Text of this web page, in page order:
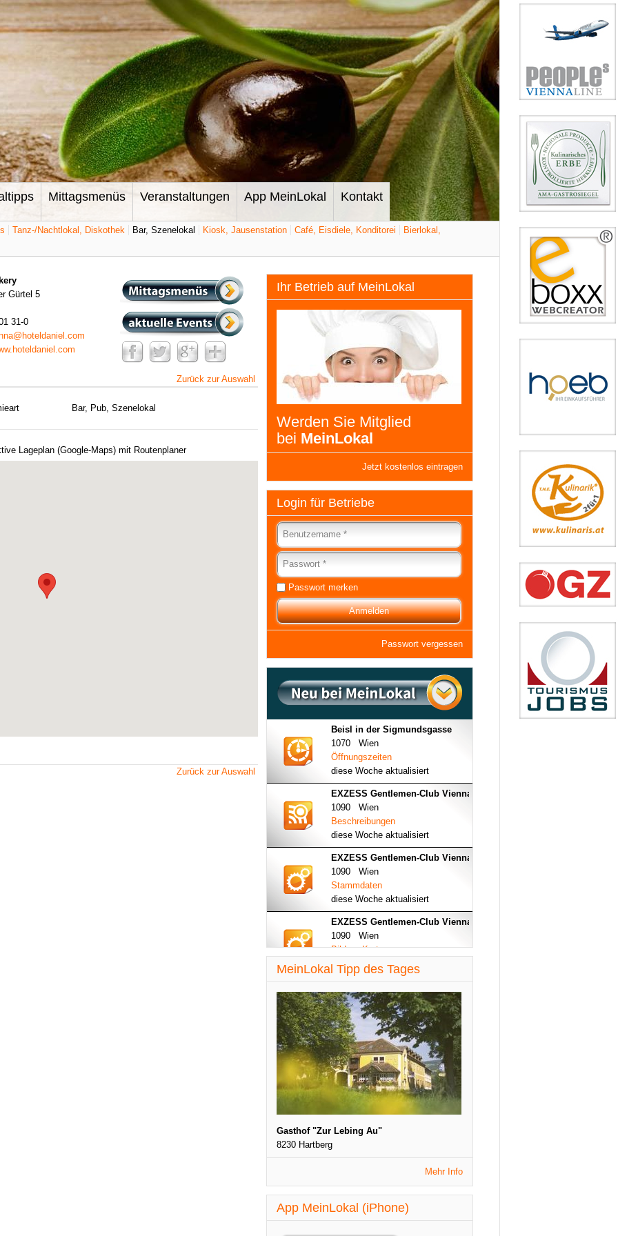
Mittagsmenüs Veranstaltungen App MeinLokal Kontakt
Tanz-/Nachtlokal, Diskothek Bar, Szenelokal Kiosk, Jausenstation Café, Eisdiele, Konditorei
Bierlokal,
Gürtel 5
31-0
Zurück zur Auswahl
Bar, Pub, Szenelokal
Lageplan (Google-Maps) mit Routenplaner
Zurück zur Auswahl
Ihr Betrieb auf MeinLokal
Werden Sie Mitglied
bei MeinLokal
Jetzt kostenlos eintragen
Login für Betriebe
Passwort merken
Passwort vergessen
Beisl in der Sigmundsgasse
1070 Wien
Öffnungszeiten
diese Woche aktualisiert
EXZESS Gentlemen-Club Vienna
1090 Wien
Beschreibungen
diese Woche aktualisiert
EXZESS Gentlemen-Club Vienna
1090 Wien
Stammdaten
diese Woche aktualisiert
EXZESS Gentlemen-Club Vienna
1090 Wien
Bilder - Karte
diese Woche aktualisiert
1090 Wien
Veranstaltungen
diese Woche aktualisiert
MeinLokal Tipp des Tages
Gasthof "Zur Lebing Au"
8230 Hartberg
Mehr Info
App MeinLokal (iPhone)